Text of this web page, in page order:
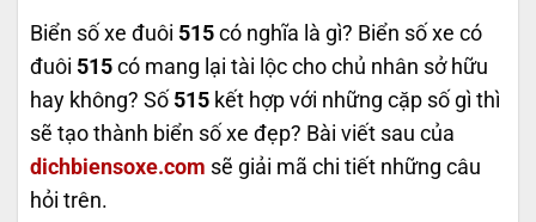
Biển số xe đuôi 515 có nghĩa là gì? Biển số xe có
đuôi 515 có mang lại tài lộc cho chủ nhân sở hữu
hay không? Số 515 kết hợp với những cặp số gì thì
sẽ tạo thành biển số xe đẹp? Bài viết sau của
dichbiensoxe.com sẽ giải mã chi tiết những câu
hỏi trên.